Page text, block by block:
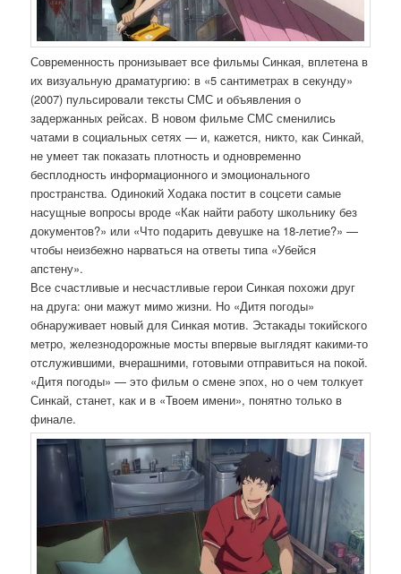
Современность пронизывает все фильмы Синкая, вплетена в
их визуальную драматургию: в «5 сантиметрах в секунду»
(2007) пульсировали тексты СМС и объявления о
задержанных рейсах. В новом фильме СМС сменились
чатами в социальных сетях — и, кажется, никто, как Синкай,
не умеет так показать плотность и одновременно
бесплодность информационного и эмоционального
пространства. Одинокий Ходака постит в соцсети самые
насущные вопросы вроде «Как найти работу школьнику без
документов?» или «Что подарить девушке на 18-летие?» —
чтобы неизбежно нарваться на ответы типа «Убейся
апстену».
Все счастливые и несчастливые герои Синкая похожи друг
на друга: они мажут мимо жизни. Но «Дитя погоды»
обнаруживает новый для Синкая мотив. Эстакады токийского
метро, железнодорожные мосты впервые выглядят какими-то
отслужившими, вчерашними, готовыми отправиться на покой.
«Дитя погоды» — это фильм о смене эпох, но о чем толкует
Синкай, станет, как и в «Твоем имени», понятно только в
финале.